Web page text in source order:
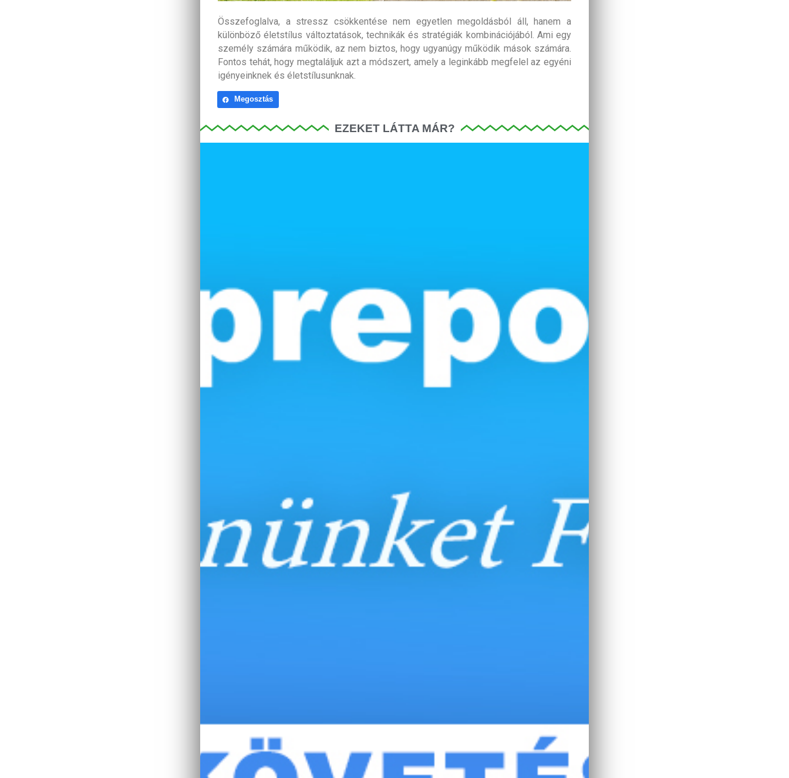
Összefoglalva, a stressz csökkentése nem egyetlen megoldásból áll, hanem a
különböző életstílus változtatások, technikák és stratégiák kombinációjából. Ami egy
személy számára működik, az nem biztos, hogy ugyanúgy működik mások számára.
Fontos tehát, hogy megtaláljuk azt a módszert, amely a leginkább megfelel az egyéni
igényeinknek és életstílusunknak.
Megosztás
EZEKET LÁTTA MÁR?